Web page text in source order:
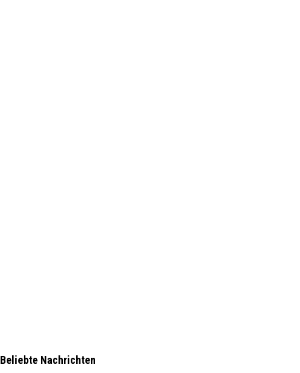
Beliebte Nachrichten